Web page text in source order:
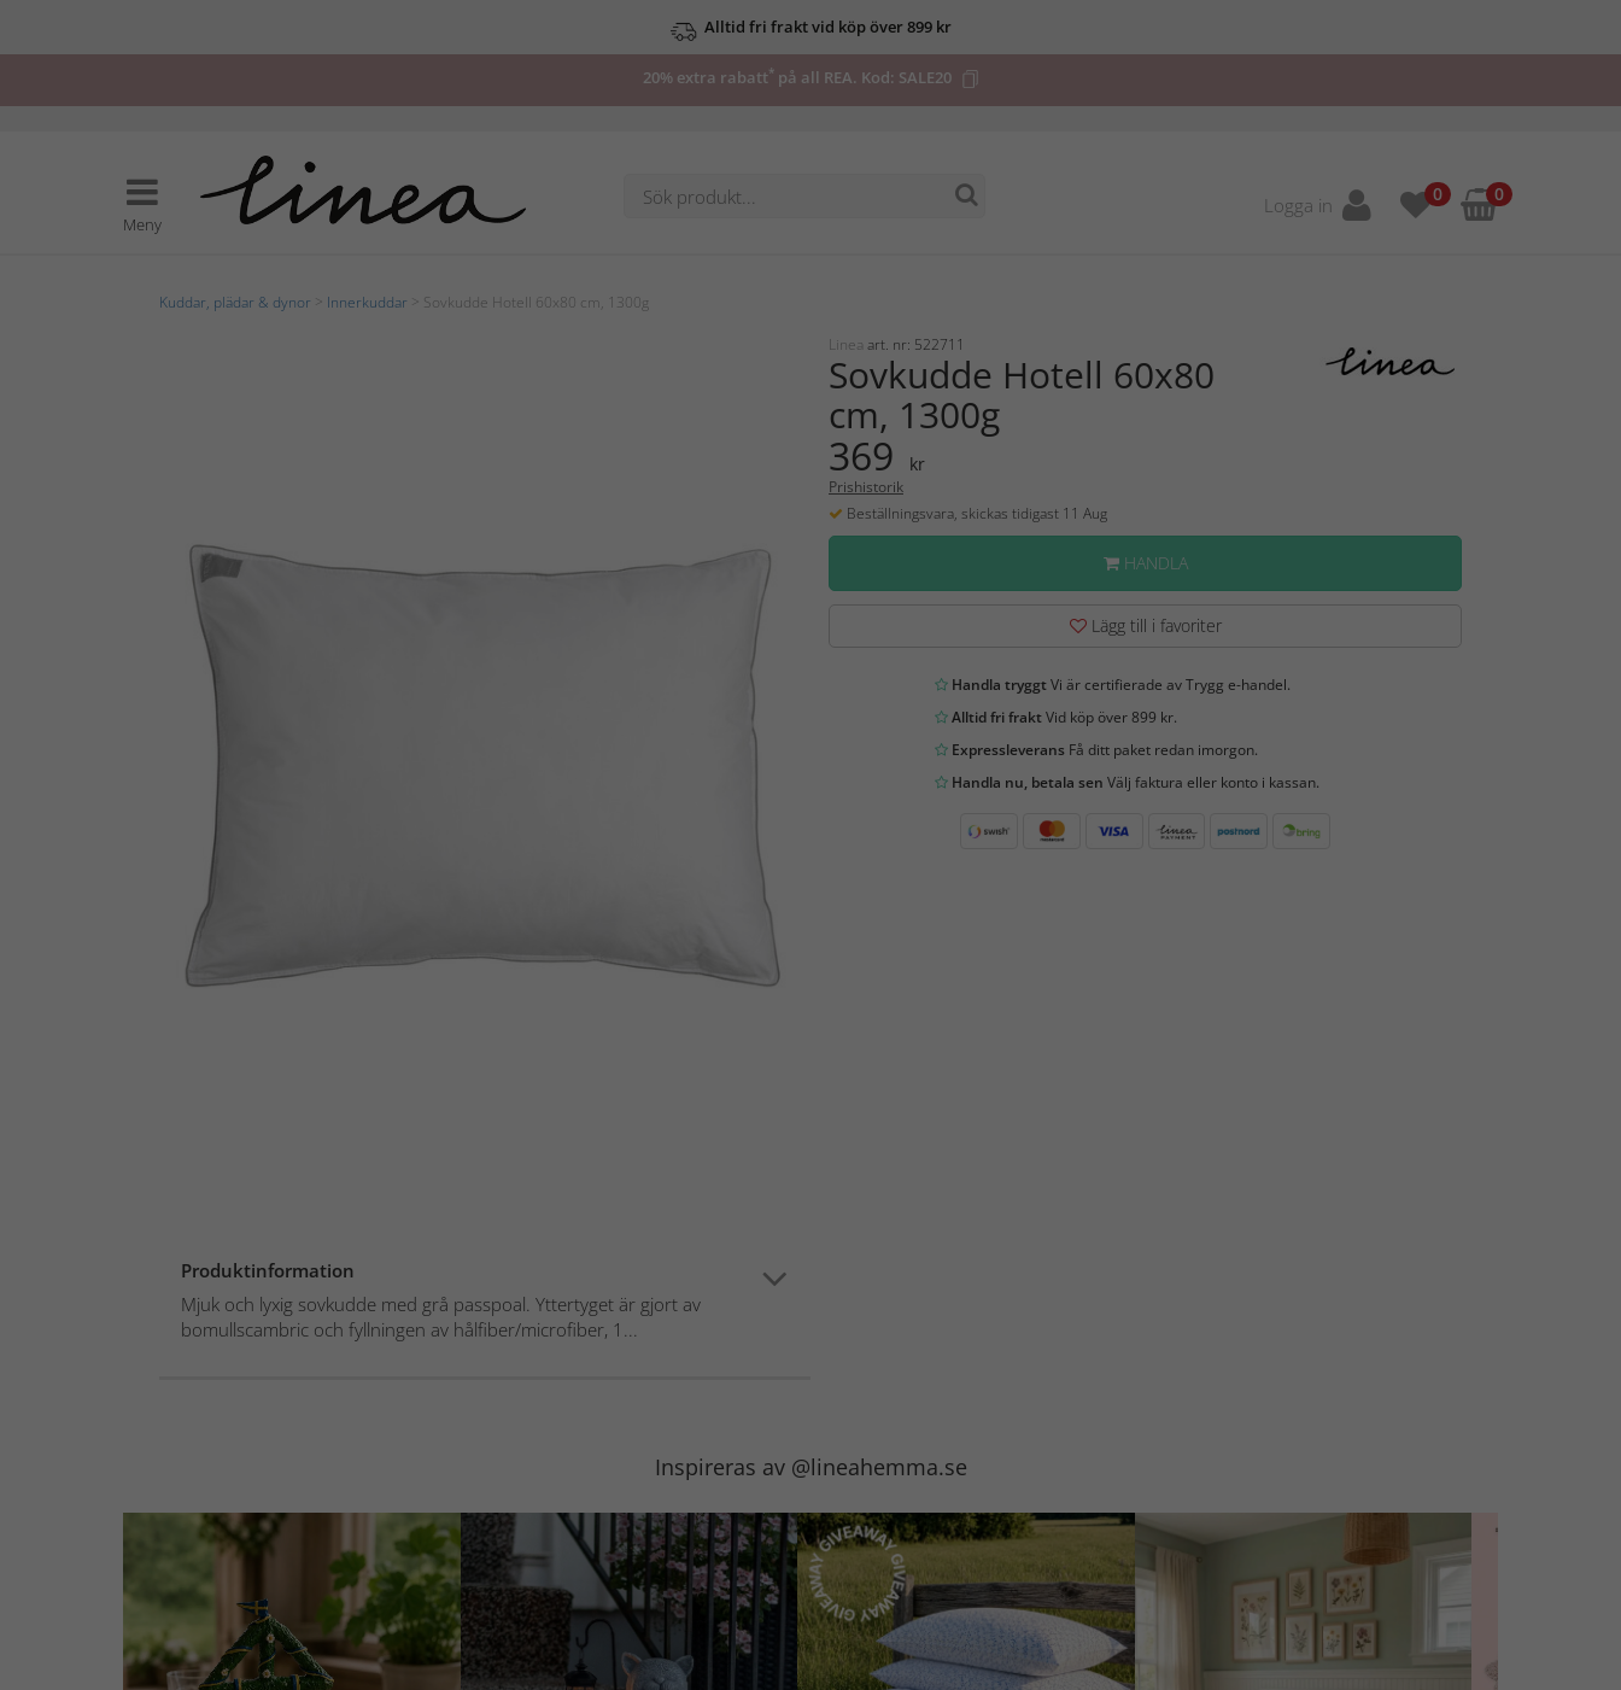
Alltid fri frakt vid köp över 899 kr
20% extra rabatt*på all REA. Kod: SALE20
Meny
Logga in 0 0
Kuddar, plädar & dynor Innerkuddar > Sovkudde Hotell 60x80 cm, 1300g
Produktinformation
Mjuk och lyxig sovkudde med grå passpoal. Yttertyget är gjort av
bomullscambric och fyllningen av hålfiber/microfiber, 1...
Linea art. nr: 522711
Sovkudde Hotell 60x80
cm, 1300g
369 kr
Prishistorik
Beställningsvara, skickas tidigast 11 Aug
HANDLA
Lägg till i favoriter
Handla tryggtVi är certifierade av Trygg e-handel.
Alltid fri fraktVid köp över 899 kr.
ExpressleveransFå ditt paket redan imorgon.
Handla nu, betala sen Välj faktura eller konto i kassan.
Inspireras av @lineahemma.se